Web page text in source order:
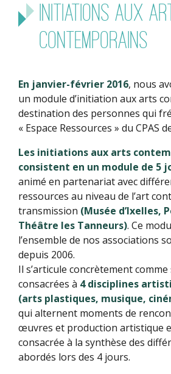
Initiations aux
contemporains
En janvier-février 2016, nous
un module d’initiation aux arts
destination des personnes qui
« Espace Ressources » du CPAS
Les initiations aux arts
consistent en un module de 5
animé en partenariat avec
ressources au niveau de l’art
transmission (Musée d’Ixelles,
Théâtre les Tanneurs). Ce
l’ensemble de nos associations
depuis 2006.
Il s’articule concrètement
consacrées à 4 disciplines
(arts plastiques, musique,
qui alternent moments de
œuvres et production artistique
consacrée à la synthèse des
abordés lors des 4 jours.